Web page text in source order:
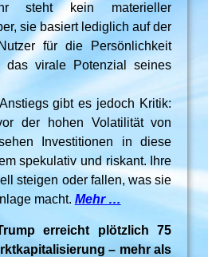
steht kein materieller
sie basiert lediglich auf der
für die Persönlichkeit
das virale Potenzial seines
gibt es jedoch Kritik:
der hohen Volatilität von
Investitionen in diese
spekulativ und riskant. Ihre
steigen oder fallen, was sie
macht. Mehr …
erreicht plötzlich 75
– mehr als